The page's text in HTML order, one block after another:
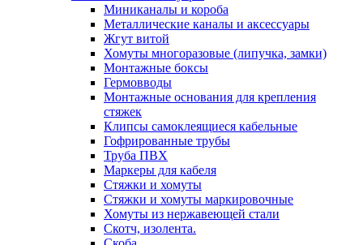
Миниканалы и короба
Металлические каналы и аксессуары
Жгут витой
Хомуты многоразовые (липучка, замки)
Монтажные боксы
Гермовводы
Монтажные основания для крепления
стяжек
Клипсы самоклеящиеся кабельные
Гофрированные трубы
Труба ПВХ
Маркеры для кабеля
Стяжки и хомуты
Стяжки и хомуты маркировочные
Хомуты из нержавеющей стали
Скотч, изолента.